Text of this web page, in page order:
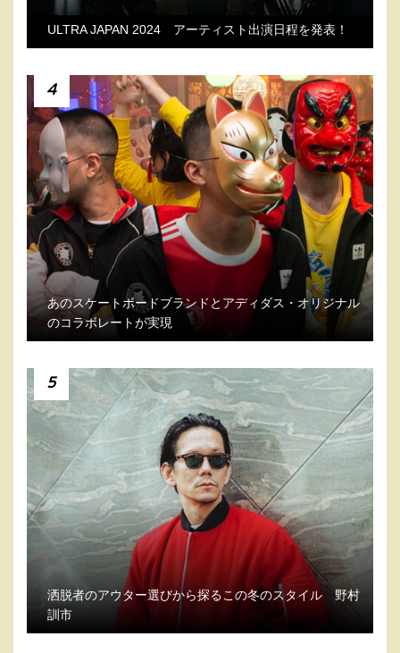
ULTRA JAPAN 2024 アーティスト出演日程を発表！
4
あのスケートボードブランドとアディダス・オリジナル
のコラボレートが実現
5
洒脱者のアウター選びから探るこの冬のスタイル 野村
訓市